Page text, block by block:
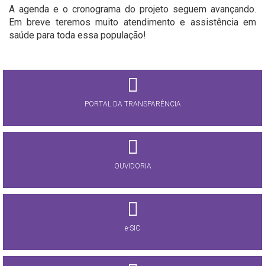
A agenda e o cronograma do projeto seguem avançando.
Em breve teremos muito atendimento e assistência em
saúde para toda essa população!
PORTAL DA TRANSPARÊNCIA
OUVIDORIA
e-SIC